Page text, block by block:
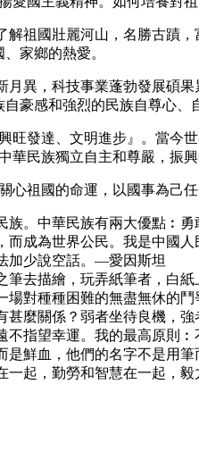
解祖國壯麗河山，名勝古蹟
家鄉的熱愛。
月異，科技事業蓬勃發展碩
豪感和強烈的民族自尊心、
旺發達、文明進步』。當今
華民族獨立自主和尊嚴，振
心祖國的命運，以國事為己
。中華民族有兩大優點︰
成為世界公民。我是中國
加少說空話。—愛因斯坦
去描繪，玩弄紙筆者，白
對種種困難的無盡無休的
麼關係？弱者坐待良機，
指望幸運。我的最高原則
鮮血，他們的名字不是用
起，勤勞和智慧在一起，